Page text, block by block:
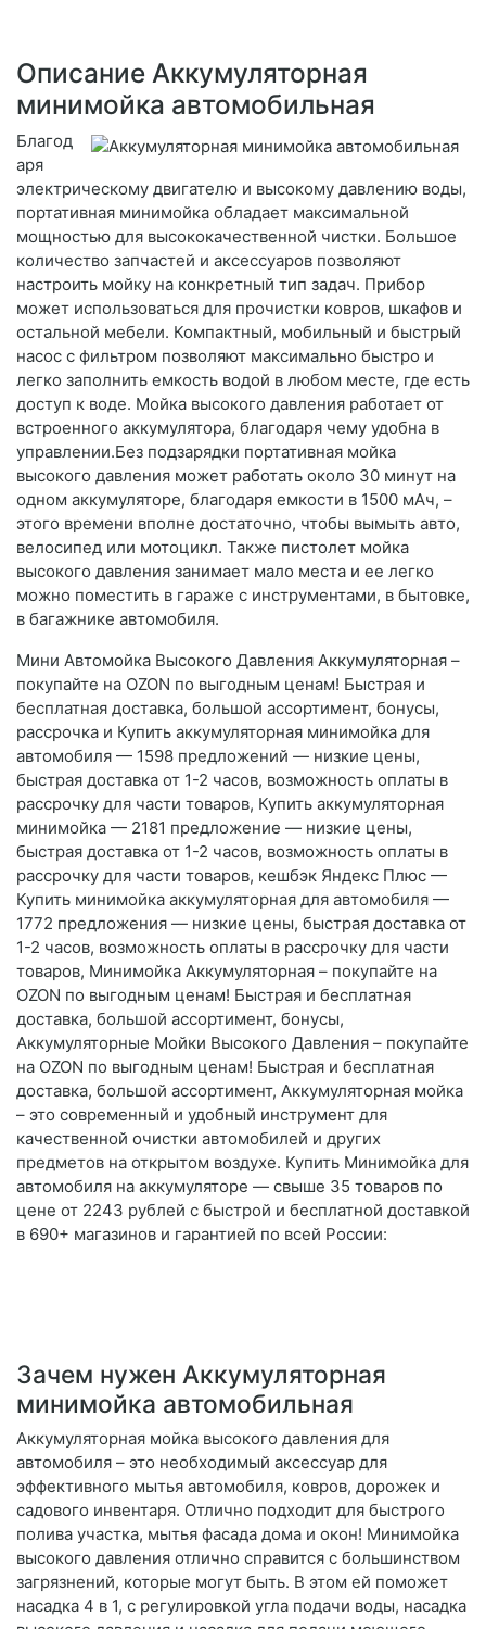
Описание Аккумуляторная
минимойка автомобильная
Благод
аря
электрическому двигателю и высокому давлению воды,
портативная минимойка обладает максимальной
мощностью для высококачественной чистки. Большое
количество запчастей и аксессуаров позволяют
настроить мойку на конкретный тип задач. Прибор
может использоваться для прочистки ковров, шкафов и
остальной мебели. Компактный, мобильный и быстрый
насос с фильтром позволяют максимально быстро и
легко заполнить емкость водой в любом месте, где есть
доступ к воде. Мойка высокого давления работает от
встроенного аккумулятора, благодаря чему удобна в
управлении.Без подзарядки портативная мойка
высокого давления может работать около 30 минут на
одном аккумуляторе, благодаря емкости в 1500 мАч, –
этого времени вполне достаточно, чтобы вымыть авто,
велосипед или мотоцикл. Также пистолет мойка
высокого давления занимает мало места и ее легко
можно поместить в гараже с инструментами, в бытовке,
в багажнике автомобиля.
Мини Автомойка Высокого Давления Аккумуляторная –
покупайте на OZON по выгодным ценам! Быстрая и
бесплатная доставка, большой ассортимент, бонусы,
рассрочка и Купить аккумуляторная минимойка для
автомобиля — 1598 предложений — низкие цены,
быстрая доставка от 1-2 часов, возможность оплаты в
рассрочку для части товаров, Купить аккумуляторная
минимойка — 2181 предложение — низкие цены,
быстрая доставка от 1-2 часов, возможность оплаты в
рассрочку для части товаров, кешбэк Яндекс Плюс —
Купить минимойка аккумуляторная для автомобиля —
1772 предложения — низкие цены, быстрая доставка от
1-2 часов, возможность оплаты в рассрочку для части
товаров, Минимойка Аккумуляторная – покупайте на
OZON по выгодным ценам! Быстрая и бесплатная
доставка, большой ассортимент, бонусы,
Аккумуляторные Мойки Высокого Давления – покупайте
на OZON по выгодным ценам! Быстрая и бесплатная
доставка, большой ассортимент, Аккумуляторная мойка
– это современный и удобный инструмент для
качественной очистки автомобилей и других
предметов на открытом воздухе. Купить Минимойка для
автомобиля на аккумуляторе — свыше 35 товаров по
цене от 2243 рублей с быстрой и бесплатной доставкой
в 690+ магазинов и гарантией по всей России:
Зачем нужен Аккумуляторная
минимойка автомобильная
Аккумуляторная мойка высокого давления для
автомобиля – это необходимый аксессуар для
эффективного мытья автомобиля, ковров, дорожек и
садового инвентаря. Отлично подходит для быстрого
полива участка, мытья фасада дома и окон! Минимойка
высокого давления отлично справится с большинством
загрязнений, которые могут быть. В этом ей поможет
насадка 4 в 1, с регулировкой угла подачи воды, насадка